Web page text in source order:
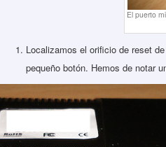
El puerto
Localizamos el orificio de reset
pequeño botón. Hemos de notar